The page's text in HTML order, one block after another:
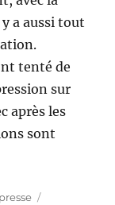
a aussi tout
tenté de
sur
après les
sont